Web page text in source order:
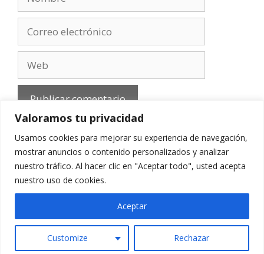
Valoramos tu privacidad
Usamos cookies para mejorar su experiencia de navegación,
mostrar anuncios o contenido personalizados y analizar
nuestro tráfico. Al hacer clic en "Aceptar todo", usted acepta
nuestro uso de cookies.
Customize Rechazar
Aceptar
electrónico
Aviso Legal-Política de privacidad
Contacto
© 2010 - 2026 mirefranero.com